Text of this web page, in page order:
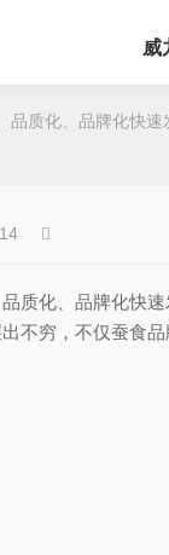
威
化、品牌化快速
化、品牌化快速
不穷，不仅蚕食